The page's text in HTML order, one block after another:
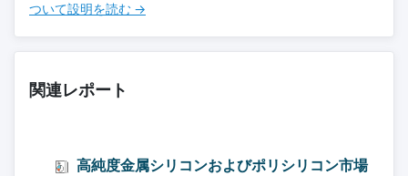
ついて設明を読む →
関連レポート
高純度金属シリコンおよびポリシリコン市場